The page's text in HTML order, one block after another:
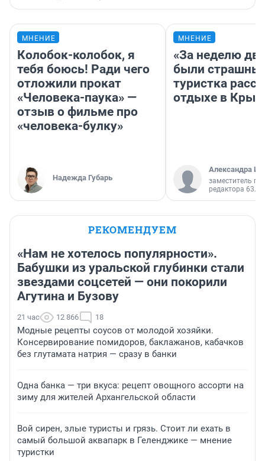
МНЕНИЕ
Колобок-колобок, я
тебя боюсь! Ради чего
отложили прокат
«Человека-паука» —
отзыв о фильме про
«человека-булку»
Надежда Губарь
МНЕНИЕ
«За неделю
были
туристка
отдыхе в
Александра
заместитель
редактора 63.RU
РЕКОМЕНДУЕМ
«Нам не хотелось популярности».
Бабушки из уральской глубинки стали
звездами соцсетей — они покорили
Агутина и Бузову
21 час 12 866 18
Модные рецепты соусов от молодой хозяйки.
Консервирование помидоров, баклажанов, кабачков
без глутамата натрия — сразу в банки
Одна банка — три вкуса: рецепт овощного ассорти на
зиму для жителей Архангельской области
Вой сирен, злые туристы и грязь. Стоит ли ехать в
самый большой аквапарк в Геленджике — мнение
туристки